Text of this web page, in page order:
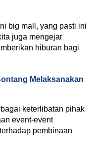
big mall, yang pasti ini
juga mengejar
hiburan bagi
Melaksanakan
keterlibatan pihak
event-event
pembinaan